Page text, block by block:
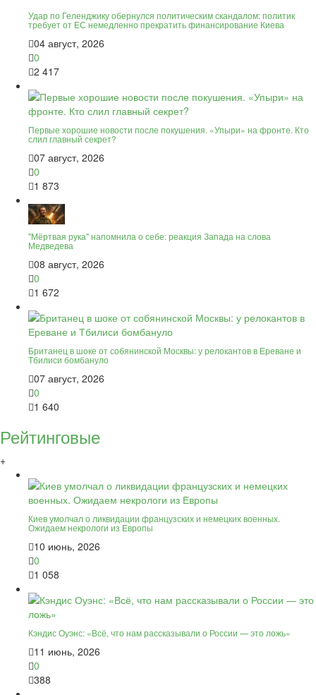
Удар по Геленджику обернулся политическим скандалом: политик
требует от ЕС немедленно прекратить финансирование Киева
04 август, 2026
0
2 417
Первые хорошие новости после покушения. «Упыри» на фронте. Кто
слил главный секрет?
07 август, 2026
0
1 873
"Мёртвая рука" напомнила о себе: реакция Запада на слова
Медведева
08 август, 2026
0
1 672
Британец в шоке от собянинской Москвы: у релокантов в Ереване и
Тбилиси бомбануло
07 август, 2026
0
1 640
Рейтинговые
+
Киев умолчал о ликвидации французских и немецких военных.
Ожидаем некрологи из Европы
10 июнь, 2026
0
1 058
Кэндис Оуэнс: «Всё, что нам рассказывали о России — это ложь»
11 июнь, 2026
0
388